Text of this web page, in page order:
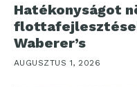
Hatékonyságot
Waberer’s
AUGUSZTUS 1, 2026